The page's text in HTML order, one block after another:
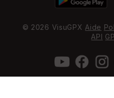
© 2026 VisuGPXAide
API